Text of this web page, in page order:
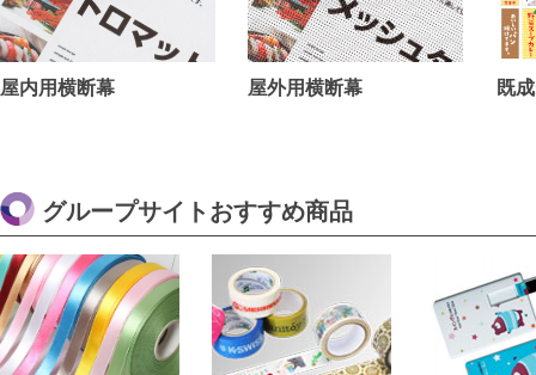
屋内用横断幕 屋外用横断幕 既
グループサイトおすすめ商品